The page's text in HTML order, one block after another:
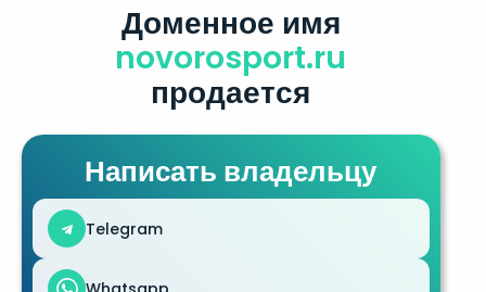
Доменное имя
novorosport.ru
продается
Написать владельцу
Telegram